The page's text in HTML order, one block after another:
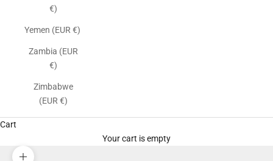
€)
Yemen (EUR €)
Zambia (EUR
€)
Zimbabwe
(EUR €)
Cart
Your cart is empty